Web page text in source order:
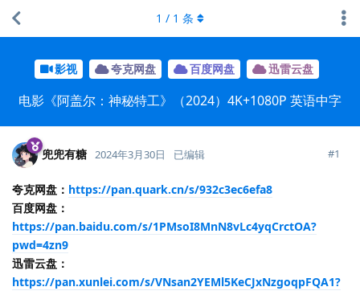
影视 夸克网盘 百度网盘 迅雷云盘
电影《阿盖尔：神秘特工》（2024）4K+1080P 英语中字
1 / 1 条
兜兜有糖 2024年3月30日 已编辑 #1
夸克网盘： https://pan.quark.cn/s/932c3ec6efa8
百度网盘：
https://pan.baidu.com/s/1PMsoI8MnN8vLc4yqCrctOA?
pwd=4zn9
迅雷云盘：
https://pan.xunlei.com/s/VNsan2YEMl5KeCJxNzgoqpFQA1?